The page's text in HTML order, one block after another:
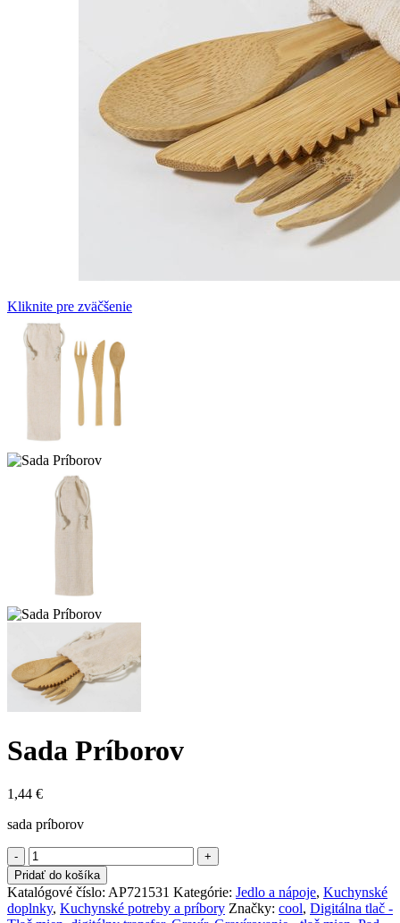
Kliknite pre zväčšenie
Sada Príborov
1,44 €
sada príborov
množstvo
Sada
Príborov
Pridať do košíka
Katalógové číslo: AP721531 Kategórie: Jedlo a nápoje, Kuchynské
doplnky, Kuchynské potreby a príbory Značky: cool, Digitálna tlač -